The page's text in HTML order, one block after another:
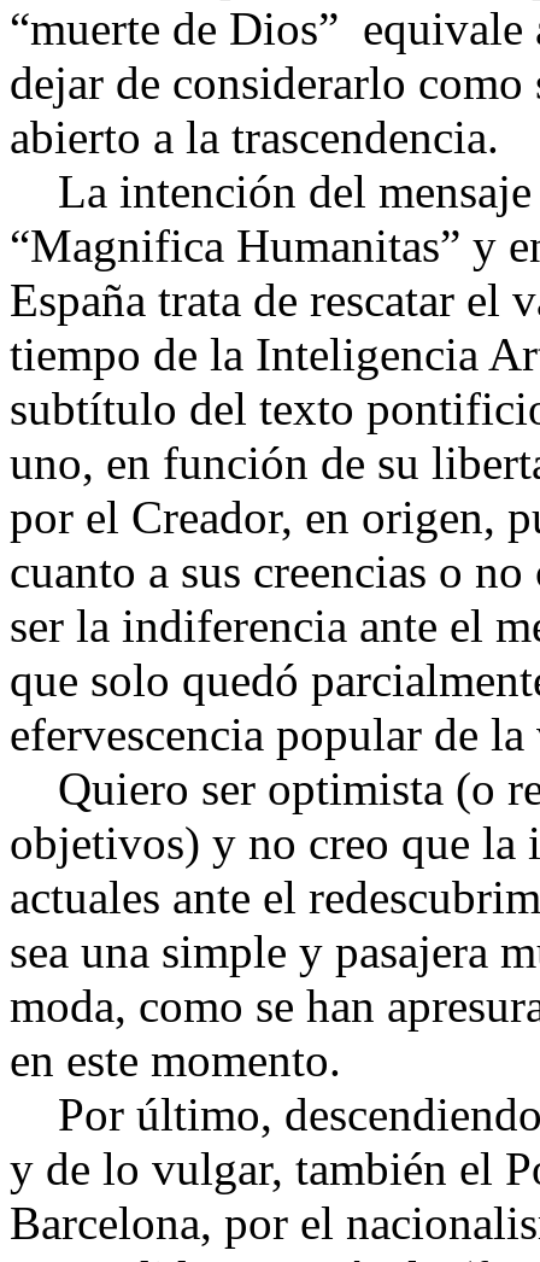
“muerte de Dios” equivale
dejar de considerarlo
abierto a la trascendencia.
La intención del
“Magnifica Humanitas” y
España trata de rescatar el
tiempo de la Inteligencia
subtítulo del texto
uno, en función de su
por el Creador, en origen,
cuanto a sus creencias o
ser la indiferencia ante el
que solo quedó
efervescencia popular de
Quiero ser optimista (o
objetivos) y no creo que la
actuales ante el
sea una simple y pasajera
moda, como se han
en este momento.
Por último,
y de lo vulgar, también el
Barcelona, por el